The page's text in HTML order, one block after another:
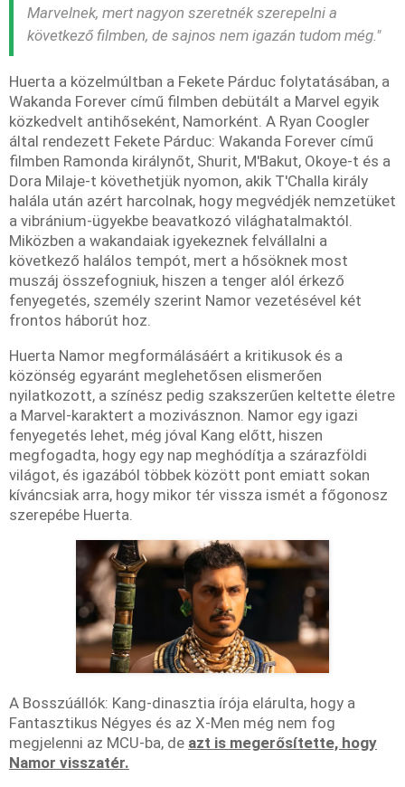
Marvelnek, mert nagyon szeretnék szerepelni a
következő filmben, de sajnos nem igazán tudom még."
Huerta a közelmúltban a Fekete Párduc folytatásában, a
Wakanda Forever című filmben debütált a Marvel egyik
közkedvelt antihőseként, Namorként. A Ryan Coogler
által rendezett Fekete Párduc: Wakanda Forever című
filmben Ramonda királynőt, Shurit, M'Bakut, Okoye-t és a
Dora Milaje-t követhetjük nyomon, akik T'Challa király
halála után azért harcolnak, hogy megvédjék nemzetüket
a vibránium-ügyekbe beavatkozó világhatalmaktól.
Miközben a wakandaiak igyekeznek felvállalni a
következő halálos tempót, mert a hősöknek most
muszáj összefogniuk, hiszen a tenger alól érkező
fenyegetés, személy szerint Namor vezetésével két
frontos háborút hoz.
Huerta Namor megformálásáért a kritikusok és a
közönség egyaránt meglehetősen elismerően
nyilatkozott, a színész pedig szakszerűen keltette életre
a Marvel-karaktert a mozivásznon. Namor egy igazi
fenyegetés lehet, még jóval Kang előtt, hiszen
megfogadta, hogy egy nap meghódítja a szárazföldi
világot, és igazából többek között pont emiatt sokan
kíváncsiak arra, hogy mikor tér vissza ismét a főgonosz
szerepébe Huerta.
A Bosszúállók: Kang-dinasztia írója elárulta, hogy a
Fantasztikus Négyes és az X-Men még nem fog
megjelenni az MCU-ba, de azt is megerősítette, hogy
Namor visszatér.